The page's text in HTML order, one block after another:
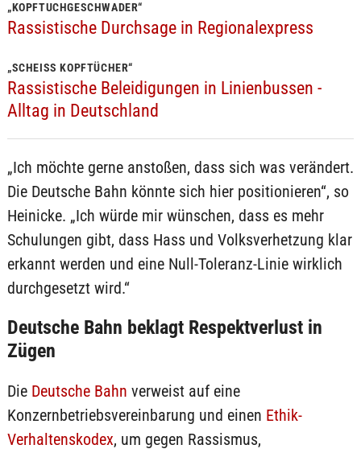
„KOPFTUCHGESCHWADER“
Rassistische Durchsage in Regionalexpress
„SCHEISS KOPFTÜCHER“
Rassistische Beleidigungen in Linienbussen -
Alltag in Deutschland
„Ich möchte gerne anstoßen, dass sich was verändert.
Die Deutsche Bahn könnte sich hier positionieren“, so
Heinicke. „Ich würde mir wünschen, dass es mehr
Schulungen gibt, dass Hass und Volksverhetzung klar
erkannt werden und eine Null-Toleranz-Linie wirklich
durchgesetzt wird.“
Deutsche Bahn beklagt Respektverlust in
Zügen
Die Deutsche Bahn verweist auf eine
Konzernbetriebsvereinbarung und einen Ethik-
Verhaltenskodex, um gegen Rassismus,